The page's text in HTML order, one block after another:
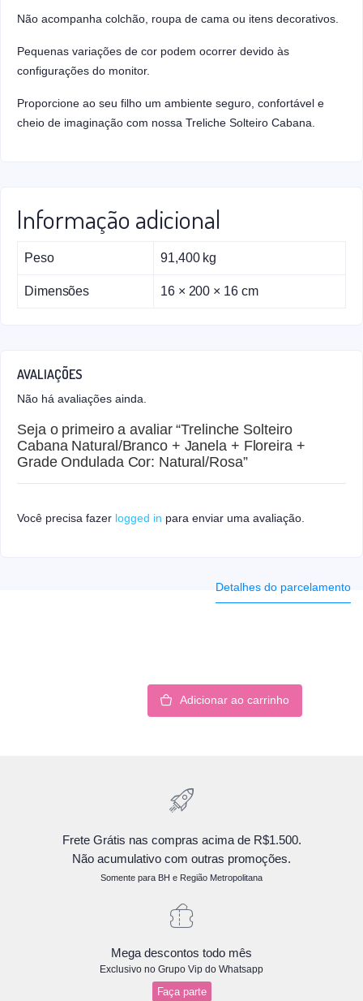
Não acompanha colchão, roupa de cama ou itens decorativos.
Pequenas variações de cor podem ocorrer devido às
configurações do monitor.
Proporcione ao seu filho um ambiente seguro, confortável e
cheio de imaginação com nossa Treliche Solteiro Cabana.
Informação adicional
Peso 91,400 kg
Dimensões 16 × 200 × 16 cm
AVALIAÇÕES
Não há avaliações ainda.
Seja o primeiro a avaliar “Trelinche Solteiro
Cabana Natural/Branco + Janela + Floreira +
Grade Ondulada Cor: Natural/Rosa”
Você precisa fazer logged in para enviar uma avaliação.
Detalhes do parcelamento
Adicionar ao carrinho
Frete Grátis nas compras acima de R$1.500.
Não acumulativo com outras promoções.
Somente para BH e Região Metropolitana
Mega descontos todo mês
Exclusivo no Grupo Vip do Whatsapp
Faça parte